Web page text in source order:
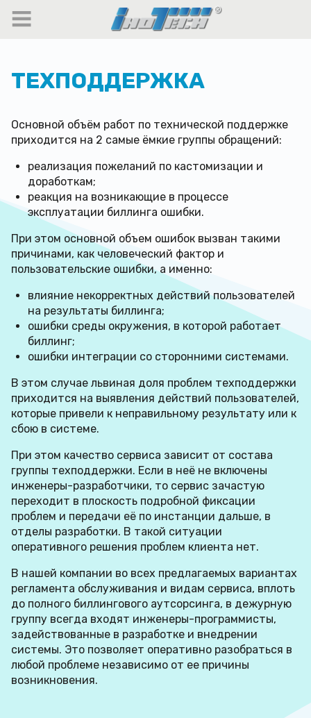
ТЕХПОДДЕРЖКА
Основной объём работ по технической поддержке
приходится на 2 самые ёмкие группы обращений:
реализация пожеланий по кастомизации и
доработкам;
реакция на возникающие в процессе
эксплуатации биллинга ошибки.
При этом основной объем ошибок вызван такими
причинами, как человеческий фактор и
пользовательские ошибки, а именно:
влияние некорректных действий пользователей
на результаты биллинга;
ошибки среды окружения, в которой работает
биллинг;
ошибки интеграции со сторонними системами.
В этом случае львиная доля проблем техподдержки
приходится на выявления действий пользователей,
которые привели к неправильному результату или к
сбою в системе.
При этом качество сервиса зависит от состава
группы техподдержки. Если в неё не включены
инженеры-разработчики, то сервис зачастую
переходит в плоскость подробной фиксации
проблем и передачи её по инстанции дальше, в
отделы разработки. В такой ситуации
оперативного решения проблем клиента нет.
В нашей компании во всех предлагаемых вариантах
регламента обслуживания и видам сервиса, вплоть
до полного биллингового аутсорсинга, в дежурную
группу всегда входят инженеры-программисты,
задействованные в разработке и внедрении
системы. Это позволяет оперативно разобраться в
любой проблеме независимо от ее причины
возникновения.